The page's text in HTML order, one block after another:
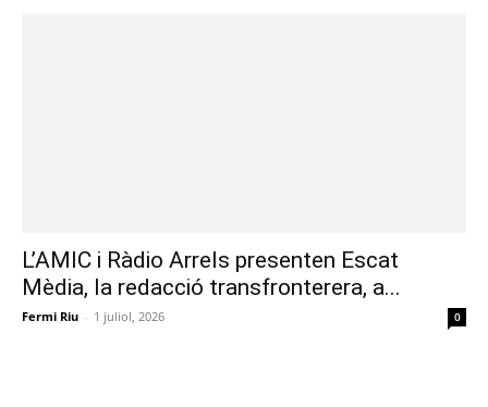
L’AMIC i Ràdio Arrels presenten Escat
Mèdia, la redacció transfronterera, a...
Fermi Riu - 1 juliol, 2026 0